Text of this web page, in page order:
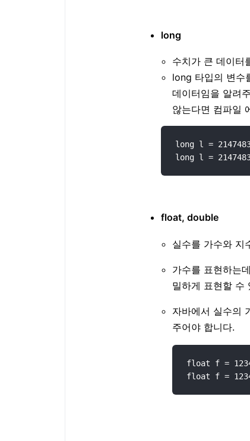
long
수치가 큰 데이터
long 타입의 변수
데이터임을 알려
않는다면 컴파일
long l =
float, double
실수를 가수와 지
가수를 표현하는
밀하게 표현할 수
자바에서 실수의
주어야 합니다.
float f =